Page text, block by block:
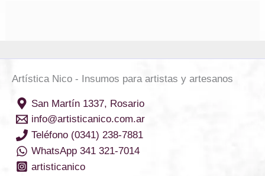
Artística Nico - Insumos para artistas y artesanos
San Martín 1337, Rosario
info@artisticanico.com.ar
Teléfono (0341) 238-7881
WhatsApp 341 321-7014
artisticanico